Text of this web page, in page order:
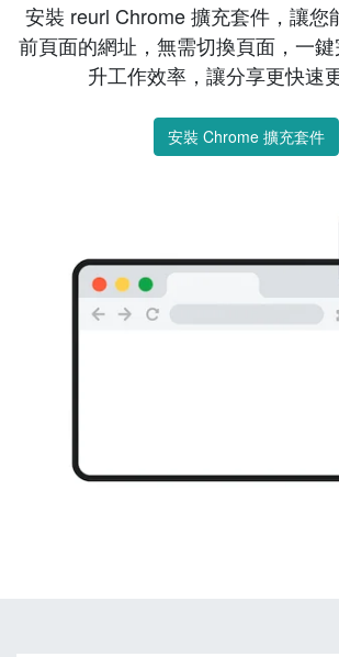
安裝 reurl Chrome 擴充套件，讓您
前頁面的網址，無需切換頁面，一
升工作效率，讓分享更快速
安裝 Chrome 擴充套件